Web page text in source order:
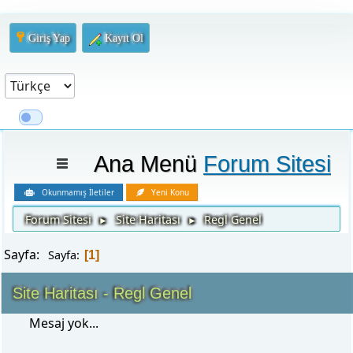
Giriş Yap Kayıt Ol
Ana Menü Forum Sitesi
Okunmamış İletiler Yeni Konu
Forum Sitesi ► Site Haritası ► Regl Genel
Sayfa: Sayfa 1
Site Haritası - Regl Genel
Mesaj yok...